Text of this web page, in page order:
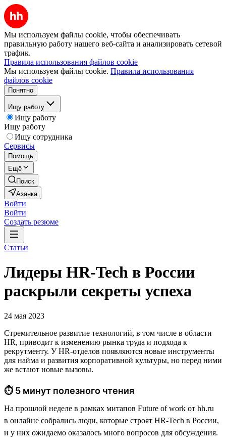
Мы используем файлы cookie, чтобы обеспечивать
правильную работу нашего веб-сайта и анализировать сетевой
трафик.
Правила использования файлов cookie
Мы используем файлы cookie. Правила использования
файлов cookie
Понятно
Ищу работу
Ищу работу
Ищу работу
Ищу сотрудника
Сервисы
Помощь
Ещё
Поиск
Азанка
Войти
Войти
Создать резюме
Статьи
Лидеры HR-Tech в России
раскрыли секреты успеха
24 мая 2023
Стремительное развитие технологий, в том числе в области
HR, приводит к изменению рынка труда и подхода к
рекрутменту. У HR-отделов появляются новые инструменты
для найма и развития корпоративной культуры, но перед ними
же встают новые вызовы.
⏱ 5 минут полезного чтения
На прошлой неделе в рамках митапов Future of work от hh.ru
в онлайне собрались люди, которые строят HR-Tech в России,
и у них ожидаемо оказалось много вопросов для обсуждения.